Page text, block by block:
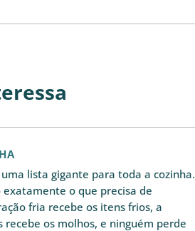
lista gigante para toda a cozinha.
exatamente o que precisa de
fria recebe os itens frios, a
recebe os molhos, e ninguém perde